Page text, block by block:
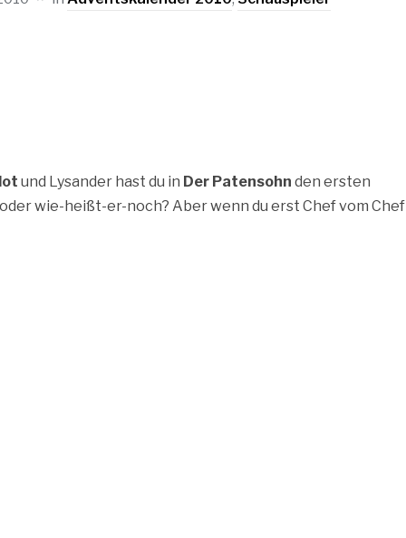
und Lysander hast du in Der Patensohn den ersten
wie-heißt-er-noch? Aber wenn du erst Chef vom Chef